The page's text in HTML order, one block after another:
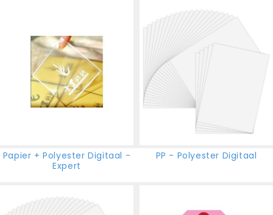
Papier + Polyester Digitaal -
Expert
PP - Polyester Digitaal